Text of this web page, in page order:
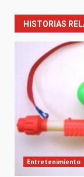
HISTORIAS
Entretenimiento